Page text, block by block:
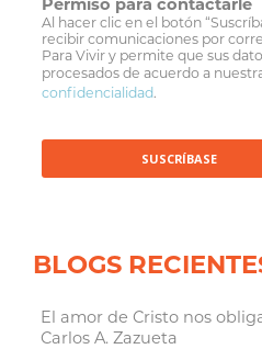
Al hacer clic en el botón
recibir comunicaciones por
Para Vivir y permite que sus
procesados de acuerdo a
confidencialidad.
BLOGS
El amor de Cristo nos
Carlos A. Zazueta